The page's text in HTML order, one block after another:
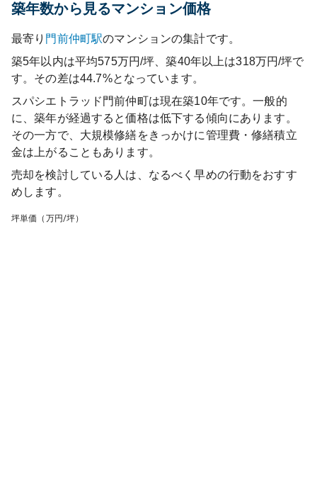
築年数から見るマンション価格
最寄り 門前仲町駅のマンションの集計です。
築5年以内は平均575万円/坪、築40年以上は318万円/坪で
す。その差は44.7%となっています。
スパシエトラッド門前仲町は現在築10年です。一般的
に、築年が経過すると価格は低下する傾向にあります。
その一方で、大規模修繕をきっかけに管理費・修繕積立
金は上がることもあります。
売却を検討している人は、なるべく早めの行動をおすす
めします。
坪単価（万円/坪）